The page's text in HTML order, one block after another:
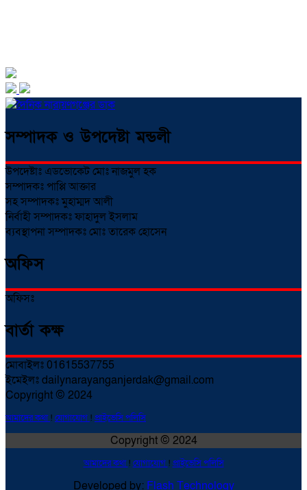
সম্পাদক ও উপদেষ্টা মন্ডলী
উপদেষ্টাঃ এডভোকেট মোঃ নাজমুল হক
সম্পাদকঃ পাপ্পি আক্তার
সহ সম্পাদকঃ মুহাম্মদ আলী
নির্বাহী সম্পাদকঃ ফাহাদুল ইসলাম
ব্যবস্থাপনা সম্পাদকঃ মোঃ তারেক হোসেন
অফিস
অফিসঃ
বার্তা কক্ষ
মোবাইলঃ 01615537755
ইমেইলঃ dailynarayanganjerdak@gmail.com
Copyright © 2024
আমাদের কথা! যোগাযোগ ! প্রাইভেসি পলিসি
Copyright © 2024
আমাদের কথা! যোগাযোগ ! প্রাইভেসি পলিসি
Developed by: Flash Technology